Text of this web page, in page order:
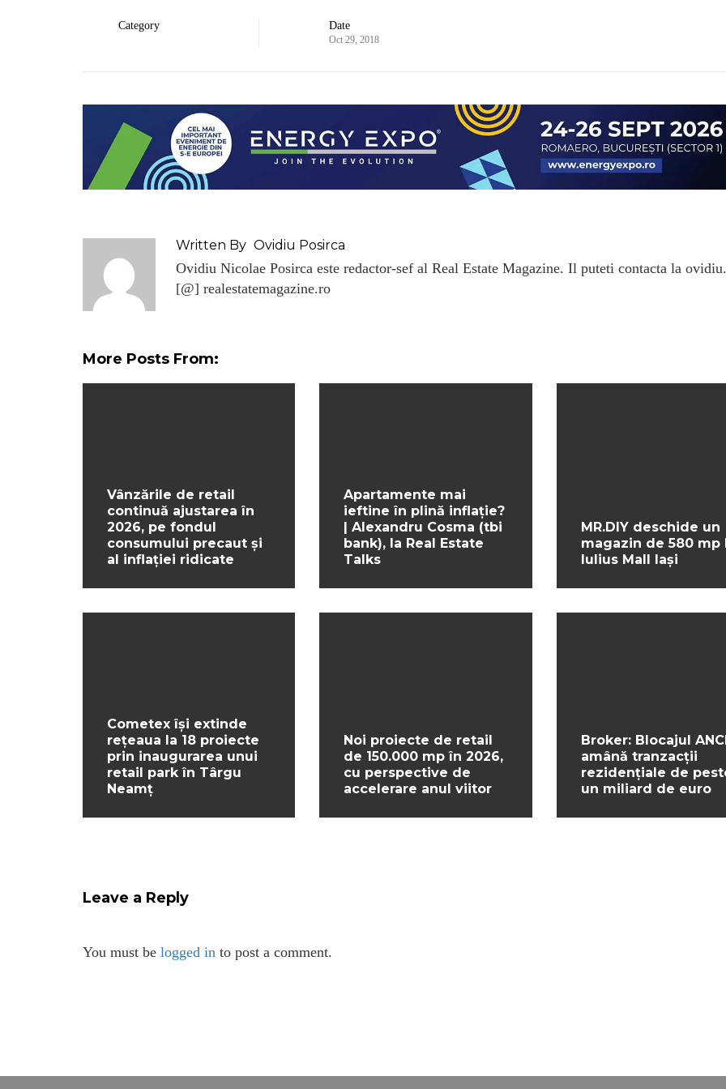
Category Date
Oct 29, 2018
Written By Ovidiu Posirca
Ovidiu Nicolae Posirca este redactor-sef al Real Estate Magazine. Il puteti contacta la
[@] realestatemagazine.ro
More Posts From:
Vânzările de retail
continuă ajustarea în
2026, pe fondul
consumului precaut și
al inflației ridicate
Apartamente mai
ieftine în plină inflație?
| Alexandru Cosma (tbi
bank), la Real Estate
Talks
MR.DIY deschide un
magazin de 580 mp
Iulius Mall Iași
Cometex își extinde
rețeaua la 18 proiecte
prin inaugurarea unui
retail park în Târgu
Neamț
Noi proiecte de retail
de 150.000 mp în 2026,
cu perspective de
accelerare anul viitor
Broker: Blocajul
amână tranzacții
rezidențiale de
un miliard de euro
Leave a Reply
You must be logged in to post a comment.